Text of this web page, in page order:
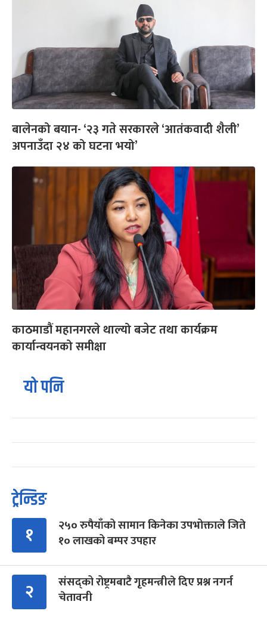
बालेनको बयान- ‘२३ गते सरकारले ‘आतंकवादी शैली’
अपनाउँदा २४ को घटना भयो’
काठमाडौं महानगरले थाल्यो बजेट तथा कार्यक्रम
कार्यान्वयनको समीक्षा
यो पनि
ट्रेन्डिङ
१
२५० रुपैयाँको सामान किनेका उपभोक्ताले जिते
१० लाखको बम्पर उपहार
२
संसद्को रोष्ट्रमबाटै गृहमन्त्रीले दिए प्रश्न नगर्न
चेतावनी